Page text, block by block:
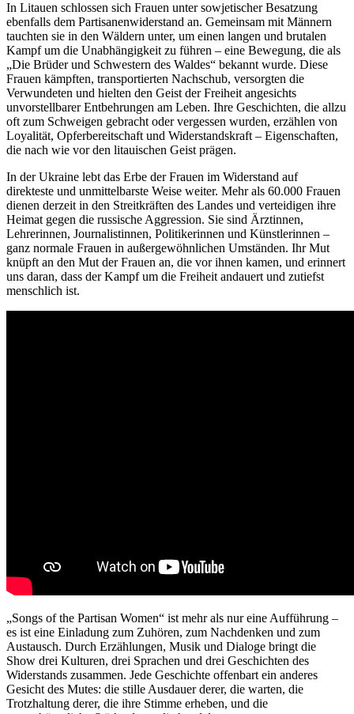
In Litauen schlossen sich Frauen unter sowjetischer Besatzung
ebenfalls dem Partisanenwiderstand an. Gemeinsam mit Männern
tauchten sie in den Wäldern unter, um einen langen und brutalen
Kampf um die Unabhängigkeit zu führen – eine Bewegung, die als
„Die Brüder und Schwestern des Waldes“ bekannt wurde. Diese
Frauen kämpften, transportierten Nachschub, versorgten die
Verwundeten und hielten den Geist der Freiheit angesichts
unvorstellbarer Entbehrungen am Leben. Ihre Geschichten, die allzu
oft zum Schweigen gebracht oder vergessen wurden, erzählen von
Loyalität, Opferbereitschaft und Widerstandskraft – Eigenschaften,
die nach wie vor den litauischen Geist prägen.
In der Ukraine lebt das Erbe der Frauen im Widerstand auf
direkteste und unmittelbarste Weise weiter. Mehr als 60.000 Frauen
dienen derzeit in den Streitkräften des Landes und verteidigen ihre
Heimat gegen die russische Aggression. Sie sind Ärztinnen,
Lehrerinnen, Journalistinnen, Politikerinnen und Künstlerinnen –
ganz normale Frauen in außergewöhnlichen Umständen. Ihr Mut
knüpft an den Mut der Frauen an, die vor ihnen kamen, und erinnert
uns daran, dass der Kampf um die Freiheit andauert und zutiefst
menschlich ist.
„Songs of the Partisan Women“ ist mehr als nur eine Aufführung –
es ist eine Einladung zum Zuhören, zum Nachdenken und zum
Austausch. Durch Erzählungen, Musik und Dialoge bringt die
Show drei Kulturen, drei Sprachen und drei Geschichten des
Widerstands zusammen. Jede Geschichte offenbart ein anderes
Gesicht des Mutes: die stille Ausdauer derer, die warten, die
Trotzhaltung derer, die ihre Stimme erheben, und die